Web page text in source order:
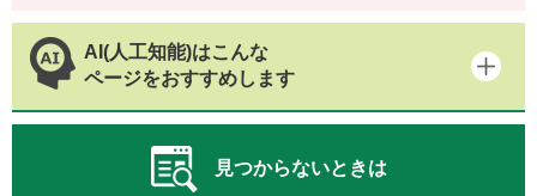
AI(人工知能)はこんな
ページをおすすめします
見つからないときは